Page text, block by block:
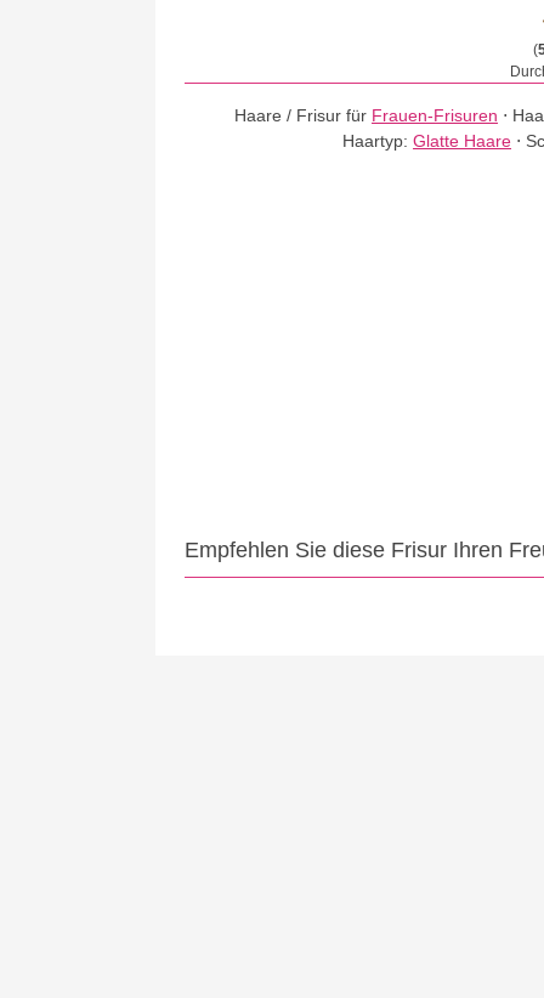
(
Haare / Frisur für Frauen-Frisuren ⋅
Haartyp:Glatte Haare ⋅
Empfehlen Sie diese Frisur Ihren